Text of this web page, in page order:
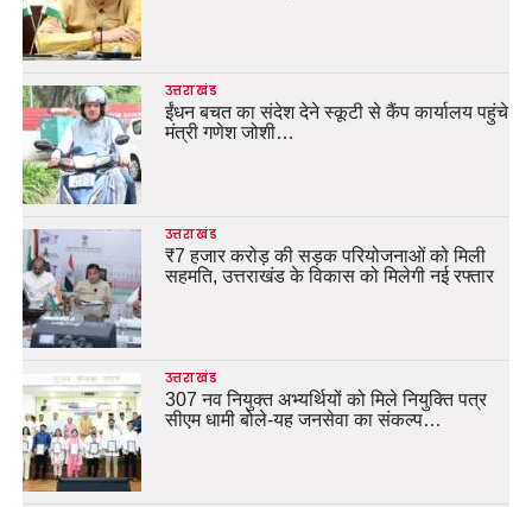
उत्तराखंड
ईंधन बचत का संदेश देने स्कूटी से कैंप कार्यालय पहुंचे
मंत्री गणेश जोशी…
उत्तराखंड
₹7 हजार करोड़ की सड़क परियोजनाओं को मिली
सहमति, उत्तराखंड के विकास को मिलेगी नई रफ्तार
उत्तराखंड
307 नव नियुक्त अभ्यर्थियों को मिले नियुक्ति पत्र
सीएम धामी बोले-यह जनसेवा का संकल्प…